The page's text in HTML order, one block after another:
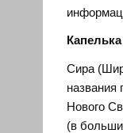
Сира
названия
Нового
(в